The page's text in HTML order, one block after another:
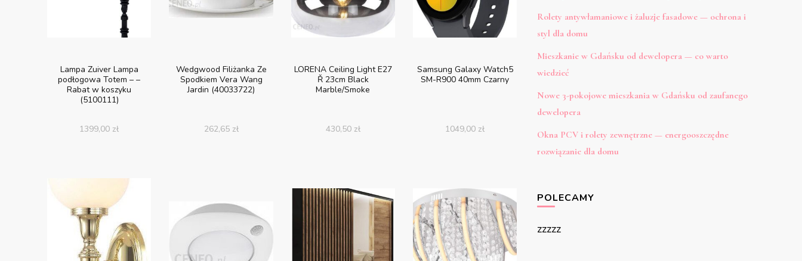
Lampa Zuiver Lampa
podłogowa Totem – –
Rabat w koszyku
(5100111)
1399,00 zł
Wedgwood Filiżanka Ze
Spodkiem Vera Wang
Jardin (40033722)
262,65 zł
LORENA Ceiling Light E27
Ř 23cm Black
Marble/Smoke
430,50 zł
Samsung Galaxy Watch5
SM-R900 40mm Czarny
1049,00 zł
Rolety antywłamaniowe i żaluzje fasadowe — ochrona i
styl dla domu
Mieszkanie w Gdańsku od dewelopera — co warto
wiedzieć
Nowe 3-pokojowe mieszkania w Gdańsku od zaufanego
dewelopera
Okna PCV i rolety zewnętrzne — energooszczędne
rozwiązanie dla domu
POLECAMY
zzzzz